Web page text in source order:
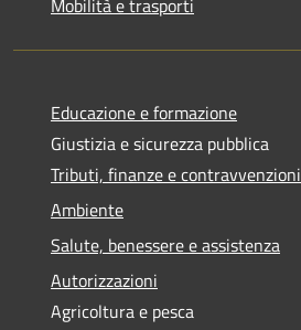
Educazione e formazione
Giustizia e sicurezza pubblica
Tributi, finanze e contravvenzioni
Ambiente
Salute, benessere e assistenza
Autorizzazioni
Agricoltura e pesca